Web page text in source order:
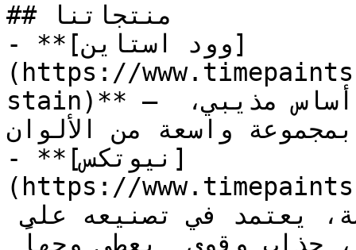
## منتجاتنا
- **[وود استاين]
(https://
stain)** — صبغة خاصة للخشب مبنية على أساس مذيبي،
واسعة من الألوان
- **[نيوتكس]
(https://
طلاء نهائي، بمظهر الرشة، يعتمد في تصنيعه على